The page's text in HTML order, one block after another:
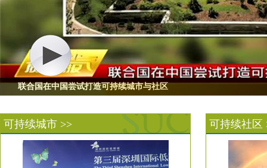
联合国在中国尝试打造可持续城市与社区
可持续城市 >> 可持续社区